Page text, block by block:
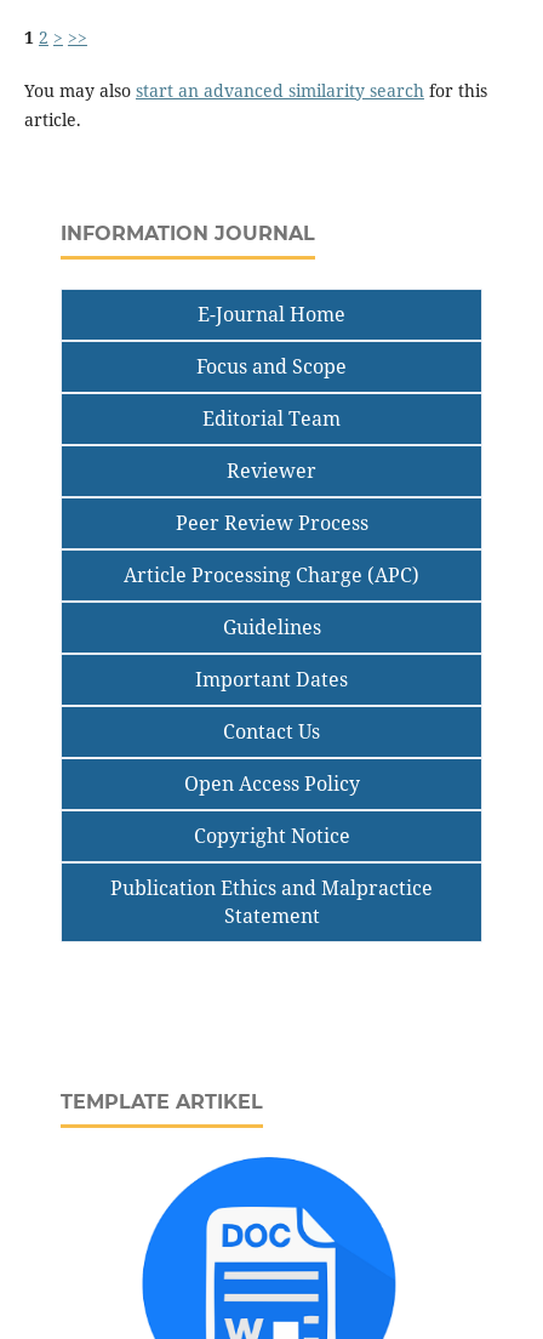
1 2 > >>
You may also start an advanced similarity searchfor this
article.
INFORMATION JOURNAL
E-Journal Home
Focus and Scope
Editorial Team
Reviewer
Peer Review Process
Article Processing Charge (APC)
Guidelines
Important Dates
Contact Us
Open Access Policy
Copyright Notice
Publication Ethics and Malpractice
Statement
TEMPLATE ARTIKEL